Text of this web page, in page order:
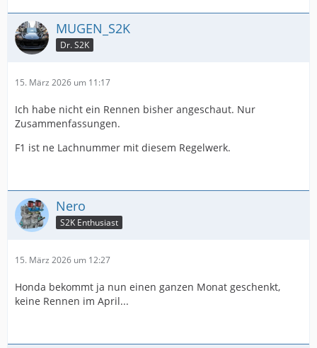
MUGEN_S2K
Dr. S2K
15. März 2026 um 11:17
Ich habe nicht ein Rennen bisher angeschaut. Nur
Zusammenfassungen.
F1 ist ne Lachnummer mit diesem Regelwerk.
Nero
S2K Enthusiast
15. März 2026 um 12:27
Honda bekommt ja nun einen ganzen Monat geschenkt,
keine Rennen im April...